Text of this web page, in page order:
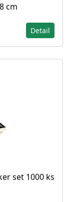
cm
Detail
set 1000 ks